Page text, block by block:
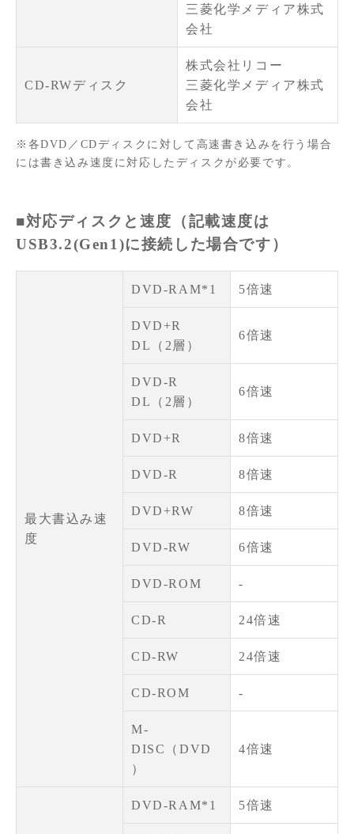
三菱化学メディア株式
会社
CD-RWディスク
株式会社リコー
三菱化学メディア株式
会社
※各DVD／CDディスクに対して高速書き込みを行う場合
には書き込み速度に対応したディスクが必要です。
■対応ディスクと速度（記載速度は
USB3.2(Gen1)に接続した場合です）
最大書込み速
度
DVD-RAM*1 5倍速
DVD+R
DL（2層）
6倍速
DVD-R
DL（2層）
6倍速
DVD+R 8倍速
DVD-R 8倍速
DVD+RW 8倍速
DVD-RW 6倍速
DVD-ROM -
CD-R 24倍速
CD-RW 24倍速
CD-ROM -
M-
DISC（DVD
）
4倍速
DVD-RAM*1 5倍速